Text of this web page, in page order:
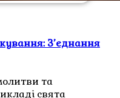
З’єднання
та
свята